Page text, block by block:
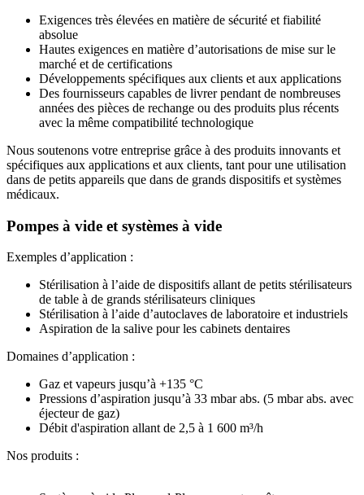
Exigences très élevées en matière de sécurité et fiabilité
absolue
Hautes exigences en matière d’autorisations de mise sur le
marché et de certifications
Développements spécifiques aux clients et aux applications
Des fournisseurs capables de livrer pendant de nombreuses
années des pièces de rechange ou des produits plus récents
avec la même compatibilité technologique
Nous soutenons votre entreprise grâce à des produits innovants et
spécifiques aux applications et aux clients, tant pour une utilisation
dans de petits appareils que dans de grands dispositifs et systèmes
médicaux.
Pompes à vide et systèmes à vide
Exemples d’application :
Stérilisation à l’aide de dispositifs allant de petits stérilisateurs
de table à de grands stérilisateurs cliniques
Stérilisation à l’aide d’autoclaves de laboratoire et industriels
Aspiration de la salive pour les cabinets dentaires
Domaines d’application :
Gaz et vapeurs jusqu’à +135 °C
Pressions d’aspiration jusqu’à 33 mbar abs. (5 mbar abs. avec
éjecteur de gaz)
Débit d'aspiration allant de 2,5 à 1 600 m³/h
Nos produits :